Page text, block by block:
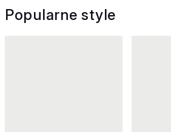
Popularne style